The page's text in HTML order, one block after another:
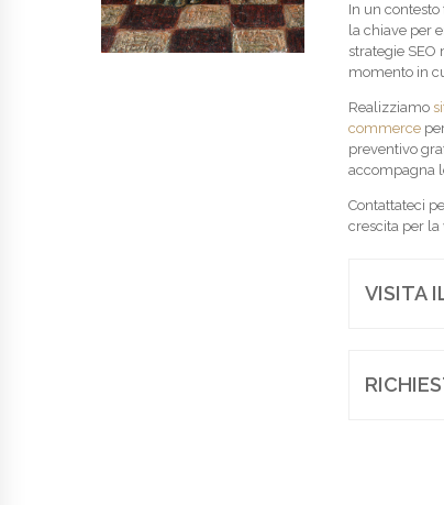
In un
la chiave per
strategie
momento in
Realizziamo
commerce
preventivo
accompagna
Contattateci
crescita per la
VISITA